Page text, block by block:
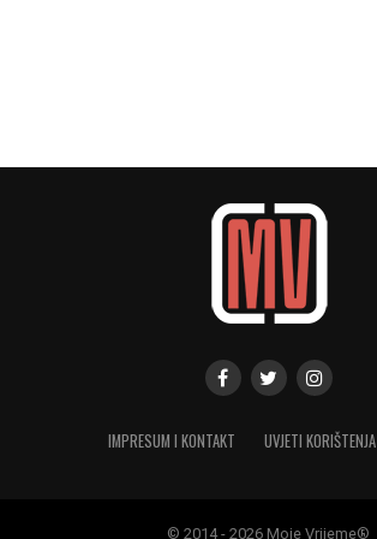
IMPRESUM I KONTAKT UVJETI KORIŠTENJA
© 2014 - 2026 Moje Vrijeme®